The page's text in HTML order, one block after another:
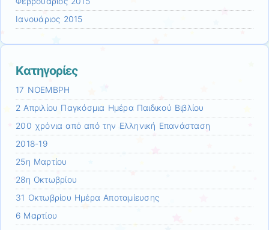
Ιανουάριος 2015
Kατηγορίες
17 ΝΟΕΜΒΡΗ
2 Απριλίου Παγκόσμια Ημέρα Παιδικού Βιβλίου
200 χρόνια από από την Ελληνική Επανάσταση
2018-19
25η Μαρτίου
28η Οκτωβρίου
31 Οκτωβρίου Ημέρα Αποταμίευσης
6 Μαρτίου